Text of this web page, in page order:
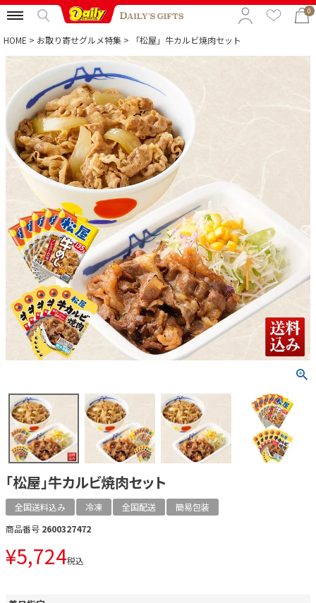
0
特集から選ぶ
予算から選ぶ
カテゴリから選ぶ
贈る相手から選ぶ
HOME お取り寄せグルメ特集 「松屋」牛カルビ焼肉セット
「松屋」牛カルビ焼肉セット
全国送料込み 冷凍 全国配送
簡易包装
商品番号 2600327472
¥5,724税込